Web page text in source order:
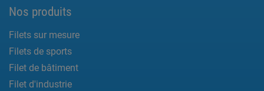
Nos produits
Filets sur mesure
Filets de sports
Filet de bâtiment
Filet d'industrie